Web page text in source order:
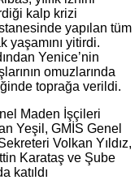
kalp krizi
yapılan tüm
yaşamını yitirdi.
Yenice’nin
omuzlarında
toprağa verildi.
Maden İşçileri
Yeşil, GMİS Genel
Volkan Yıldız,
Karataş ve Şube
katıldı